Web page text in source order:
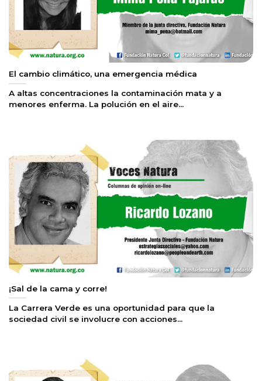
El cambio climático, una emergencia médica
A altas concentraciones la contaminación mata y a
menores enferma. La polución en el aire...
¡Sal de la cama y corre!
La Carrera Verde es una oportunidad para que la
sociedad civil se involucre con acciones...